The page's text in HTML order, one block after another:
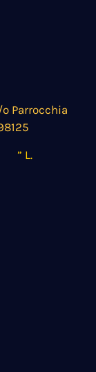
Parrocchia
” L.